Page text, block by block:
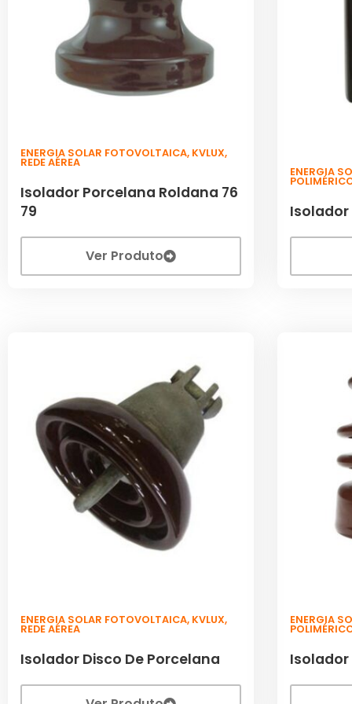
ENERGIA SOLAR FOTOVOLTAICA, KVLUX,
REDE AÉREA
Isolador Porcelana Roldana 76
79
Ver Produto
ENERGIA
ENERGIA SOLAR FOTOVOLTAICA, KVLUX,
REDE AÉREA
Isolador Disco De Porcelana
ENERGIA
Isolador